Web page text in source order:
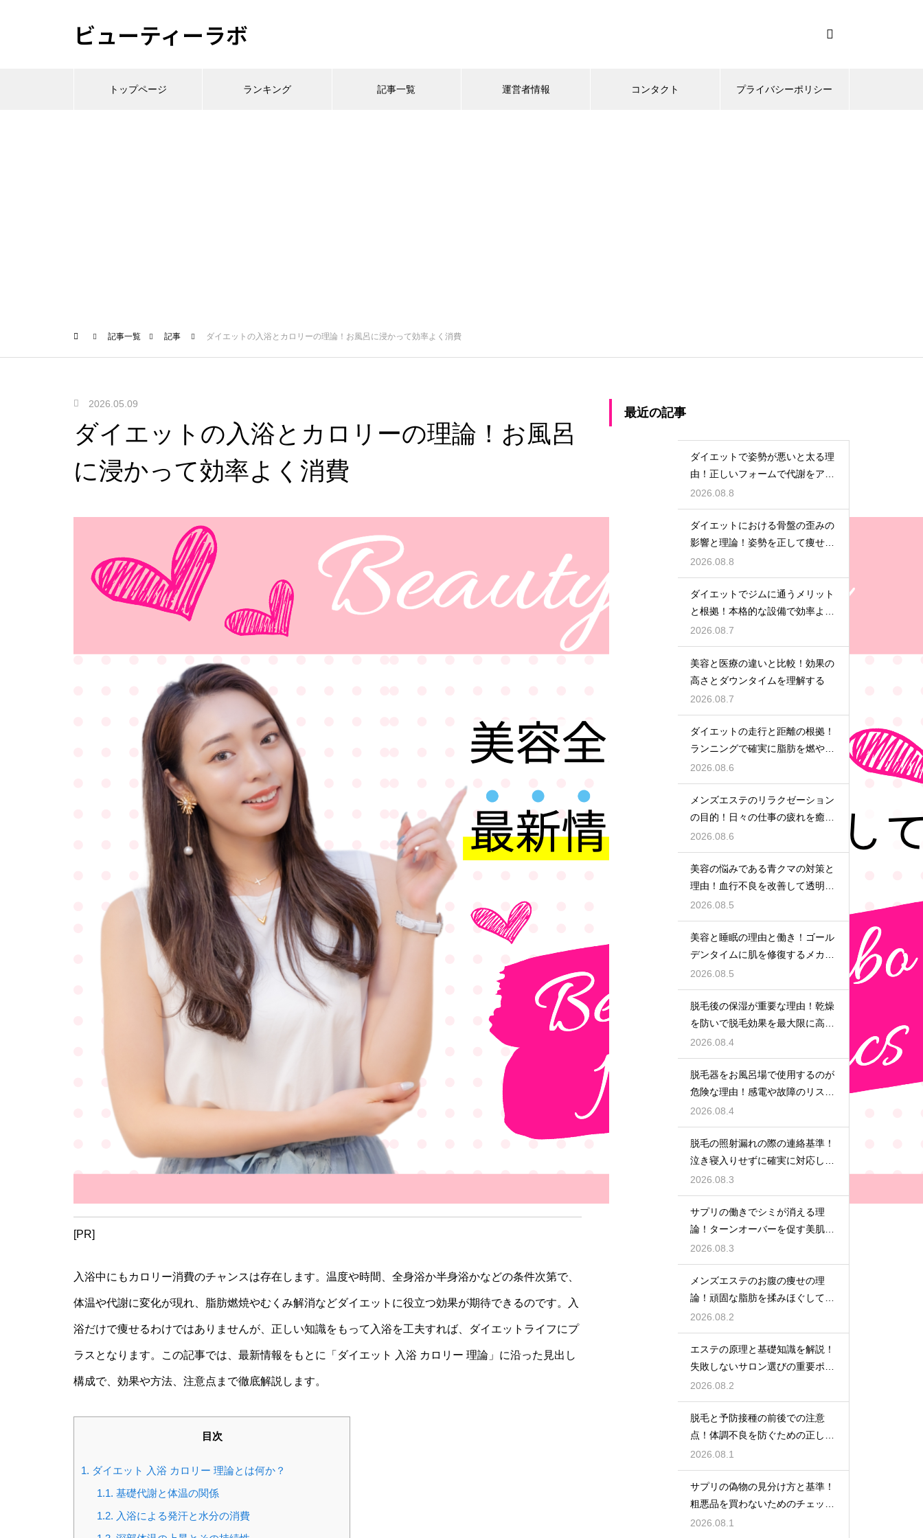
ビューティーラボ
トップページ ランキング 記事一覧 運営者情報 コンタクト プライバシーポリシー
記事一覧 記事 ダイエットの入浴とカロリーの理論！お風呂に浸かって効率よく消費
2026.05.09
ダイエットの入浴とカロリーの理論！お風呂
に浸かって効率よく消費
[PR]
入浴中にもカロリー消費のチャンスは存在します。温度や時間、全身浴か半身浴かなどの条件次第で、
体温や代謝に変化が現れ、脂肪燃焼やむくみ解消などダイエットに役立つ効果が期待できるのです。入
浴だけで痩せるわけではありませんが、正しい知識をもって入浴を工夫すれば、ダイエットライフにプ
ラスとなります。この記事では、最新情報をもとに「ダイエット 入浴 カロリー 理論」に沿った見出し
構成で、効果や方法、注意点まで徹底解説します。
目次
1. ダイエット 入浴 カロリー 理論とは何か？
1.1. 基礎代謝と体温の関係
1.2. 入浴による発汗と水分の消費
最近の記事
ダイエットで姿勢が悪いと太る理
由！正しいフォームで代謝をアッ
プ
2026.08.8
ダイエットにおける骨盤の歪みの
影響と理論！姿勢を正して痩せ体
質へ
2026.08.8
ダイエットでジムに通うメリット
と根拠！本格的な設備で効率よく
鍛える
2026.08.7
美容と医療の違いと比較！効果の
高さとダウンタイムを理解する
2026.08.7
ダイエットの走行と距離の根拠！
ランニングで確実に脂肪を燃やす
目安
2026.08.6
メンズエステのリラクゼーション
の目的！日々の仕事の疲れを癒や
す極上のプライベート空間
2026.08.6
美容の悩みである青クマの対策と
理由！血行不良を改善して透明感
アップ
2026.08.5
美容と睡眠の理由と働き！ゴール
デンタイムに肌を修復するメカニ
ズム
2026.08.5
脱毛後の保湿が重要な理由！乾燥
を防いで脱毛効果を最大限に高め
るポイント
2026.08.4
脱毛器をお風呂場で使用するのが
危険な理由！感電や故障のリスク
を避けるための安全な環境選び
2026.08.4
脱毛の照射漏れの際の連絡基準！
泣き寝入りせずに確実に対応して
もらう
2026.08.3
サプリの働きでシミが消える理
論！ターンオーバーを促す美肌の
秘密
2026.08.3
メンズエステのお腹の痩せの理
論！頑固な脂肪を揉みほぐして燃
焼をサポートする
2026.08.2
エステの原理と基礎知識を解説！
失敗しないサロン選びの重要ポイ
ント
2026.08.2
脱毛と予防接種の前後での注意
点！体調不良を防ぐための正しい
スケジュール
2026.08.1
サプリの偽物の見分け方と基準！
粗悪品を買わないためのチェック
術
2026.08.1